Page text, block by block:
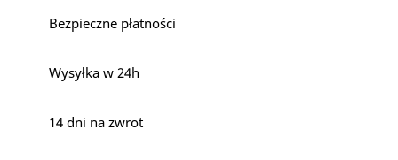
Bezpieczne płatności
Wysyłka w 24h
14 dni na zwrot